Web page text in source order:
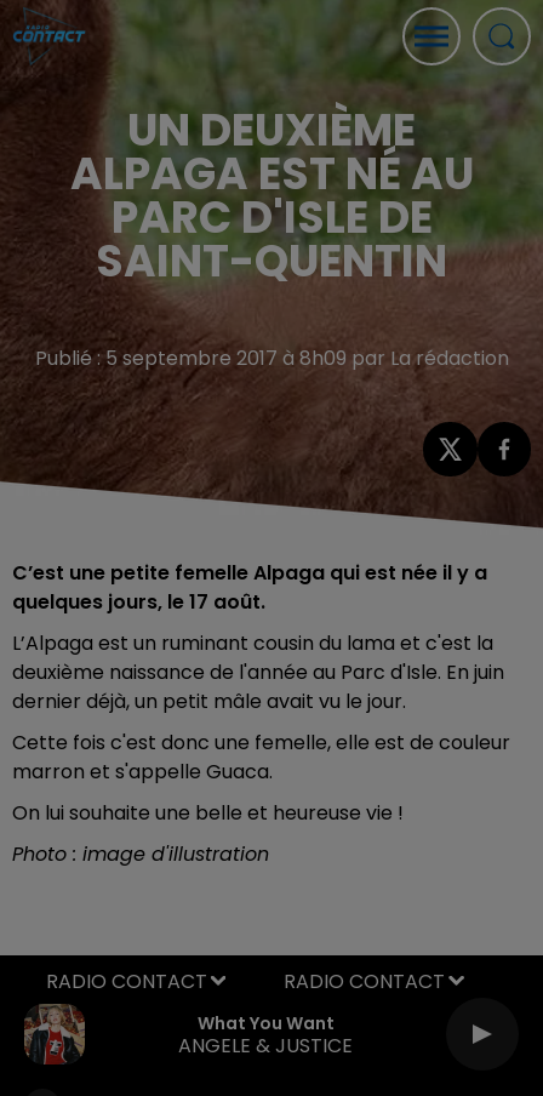
UN DEUXIÈME
ALPAGA EST NÉ AU
PARC D'ISLE DE
SAINT-QUENTIN
Publié : 5 septembre 2017 à 8h09 par La rédaction
C’est une petite femelle Alpaga qui est née il y a
quelques jours, le 17 août.
L’Alpaga est un ruminant cousin du lama et c'est la
deuxième naissance de l'année au Parc d'Isle. En juin
dernier déjà, un petit mâle avait vu le jour.
Cette fois c'est donc une femelle, elle est de couleur
marron et s'appelle Guaca.
On lui souhaite une belle et heureuse vie !
Photo : image d'illustration
What You Want
ANGELE & JUSTICE
RADIO CONTACT